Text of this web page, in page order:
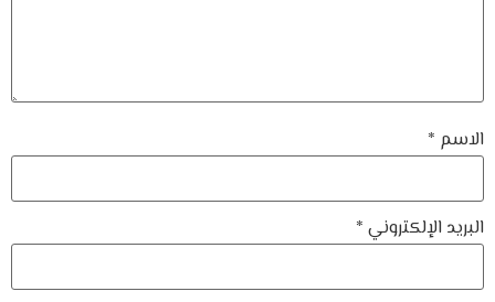
الاسم *
البريد الإلكتروني *